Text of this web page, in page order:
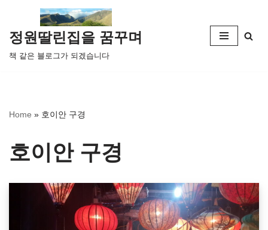
콘
텐
츠
뛰
정원딸린집을 꿈꾸며
책 같은 블로그가 되겠습니다
Home » 호이안 구경
호이안 구경